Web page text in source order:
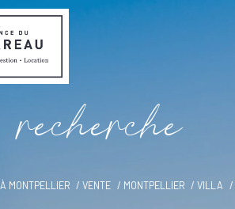
recherche
MONTPELLIER VENTE MONTPELLIER VILLA